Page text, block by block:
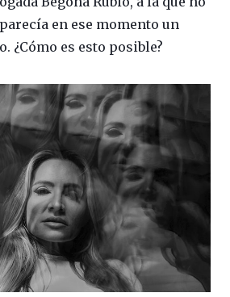
en ese momento un
¿Cómo es esto posible?